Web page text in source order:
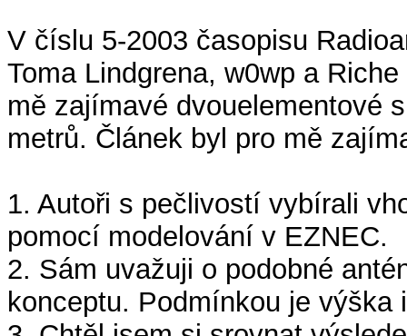
V číslu 5-2003 časopisu
Toma Lindgrena, w0wp a
mě zajímavé dvouelementové
metrů. Článek byl pro mě
1. Autoři s pečlivostí vybírali
pomocí modelování v EZNEC.
2. Sám uvažuji o podobné
konceptu. Podmínkou je výška